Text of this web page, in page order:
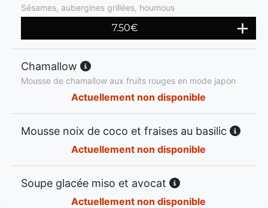
Sésames, aubergines grillées, houmous
7.50€
Chamallow
Mousse de chamallow aux fruits rouges en mode japon
Actuellement non disponible
Mousse noix de coco et fraises au basilic
Actuellement non disponible
Soupe glacée miso et avocat
Actuellement non disponible